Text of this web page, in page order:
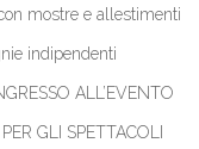
mostre e allestimenti
indipendenti
ALL’EVENTO
GLI SPETTACOLI